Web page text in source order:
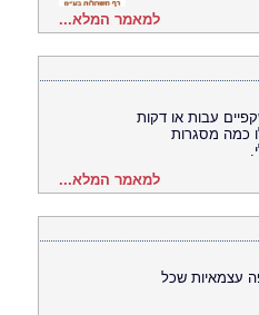
למאמר המלא...
עבות או דקות
כמה מסגרות
למאמר המלא...
עצמאיות שכל